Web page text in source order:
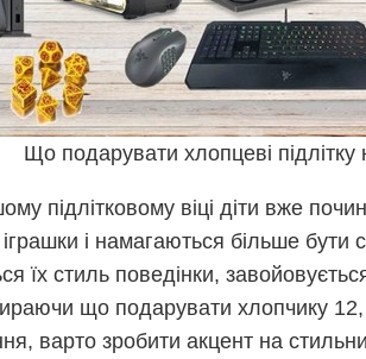
Що подарувати хлопцеві
підлітковому віці діти вже
і намагаються більше
їх стиль поведінки,
що подарувати хлопчику 12,
варто зробити акцент на